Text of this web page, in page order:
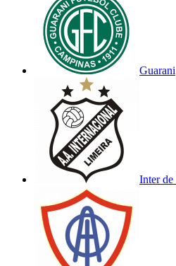
Guarani
Inter